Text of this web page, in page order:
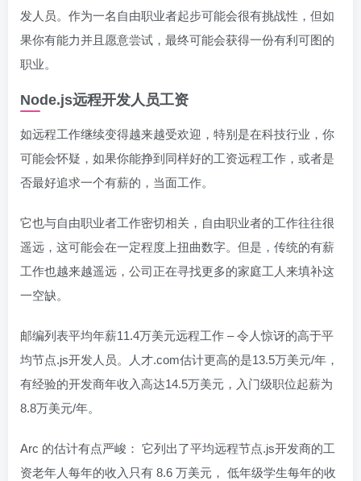
发人员。作为一名自由职业者起步可能会很有挑战性，但如
果你有能力并且愿意尝试，最终可能会获得一份有利可图的
职业。
Node.js远程开发人员工资
如远程工作继续变得越来越受欢迎，特别是在科技行业，你
可能会怀疑，如果你能挣到同样好的工资远程工作，或者是
否最好追求一个有薪的，当面工作。
它也与自由职业者工作密切相关，自由职业者的工作往往很
遥远，这可能会在一定程度上扭曲数字。但是，传统的有薪
工作也越来越遥远，公司正在寻找更多的家庭工人来填补这
一空缺。
邮编列表平均年薪11.4万美元远程工作 – 令人惊讶的高于平
均节点.js开发人员。人才.com估计更高的是13.5万美元/年，
有经验的开发商年收入高达14.5万美元，入门级职位起薪为
8.8万美元/年。
Arc 的估计有点严峻： 它列出了平均远程节点.js开发商的工
资老年人每年的收入只有 8.6 万美元， 低年级学生每年的收